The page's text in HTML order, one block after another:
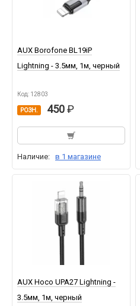
AUX Borofone BL19iP
Lightning - 3.5мм, 1м, черный
Код: 12803
РОЗН. 450
Наличие: в 1 магазине
AUX Hoco UPA27 Lightning -
3.5мм, 1м, черный